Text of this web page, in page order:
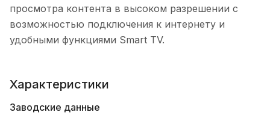
просмотра контента в высоком разрешении с
возможностью подключения к интернету и
удобными функциями Smart TV.
Характеристики
Заводские данные